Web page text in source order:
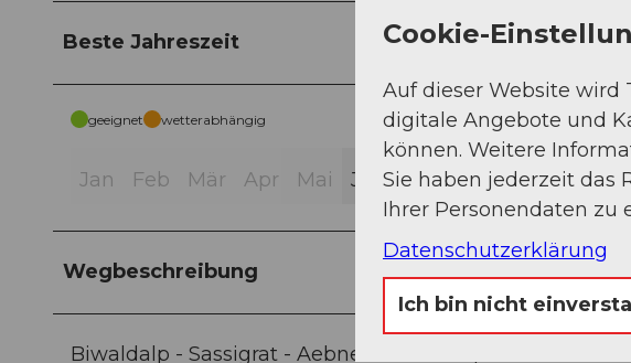
Beste Jahreszeit
geeignet wetterabhängig
Jan Feb Mär Apr Mai Jun Jul Aug Sep Okt
Wegbeschreibung
Biwaldalp - Sassigrat - Aebnet - Musenalp
Cookie-
Auf dieser Website wird
digitale Angebote und
können. Weitere
Sie haben jederzeit das
Ihrer Personendaten zu
Datenschutzerklärung
Ich bin nicht